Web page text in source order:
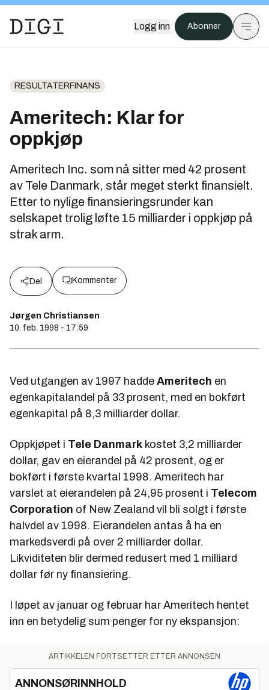
Logg inn Abonner
RESULTATERFINANS
Ameritech: Klar for
oppkjøp
Ameritech Inc. som nå sitter med 42 prosent
av Tele Danmark, står meget sterkt finansielt.
Etter to nylige finansieringsrunder kan
selskapet trolig løfte 15 milliarder i oppkjøp på
strak arm.
Del Kommenter
Jørgen Christiansen
10. feb. 1998 - 17:59
Ved utgangen av 1997 hadde Ameritech en
egenkapitalandel på 33 prosent, med en bokført
egenkapital på 8,3 milliarder dollar.
Oppkjøpet i Tele Danmark kostet 3,2 milliarder
dollar, gav en eierandel på 42 prosent, og er
bokført i første kvartal 1998. Ameritech har
varslet at eierandelen på 24,95 prosent i Telecom
Corporation of New Zealand vil bli solgt i første
halvdel av 1998. Eierandelen antas å ha en
markedsverdi på over 2 milliarder dollar.
Likviditeten blir dermed redusert med 1 milliard
dollar før ny finansiering.
I løpet av januar og februar har Ameritech hentet
inn en betydelig sum penger for ny ekspansjon:
ARTIKKELEN FORTSETTER ETTER ANNONSEN
ANNONSØRINNHOLD